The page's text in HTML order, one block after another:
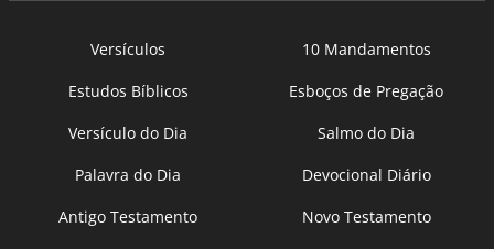
Versículos
10 Mandamentos
Estudos Bíblicos
Esboços de Pregação
Versículo do Dia
Salmo do Dia
Palavra do Dia
Devocional Diário
Antigo Testamento
Novo Testamento